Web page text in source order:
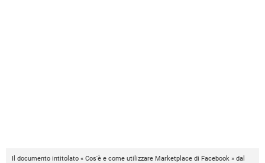
Il documento intitolato « Cos'è e come utilizzare Marketplace di Facebook » dal